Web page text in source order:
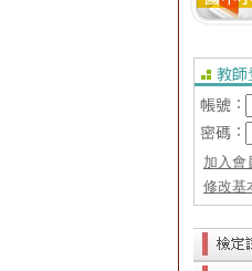
加入會
修改基